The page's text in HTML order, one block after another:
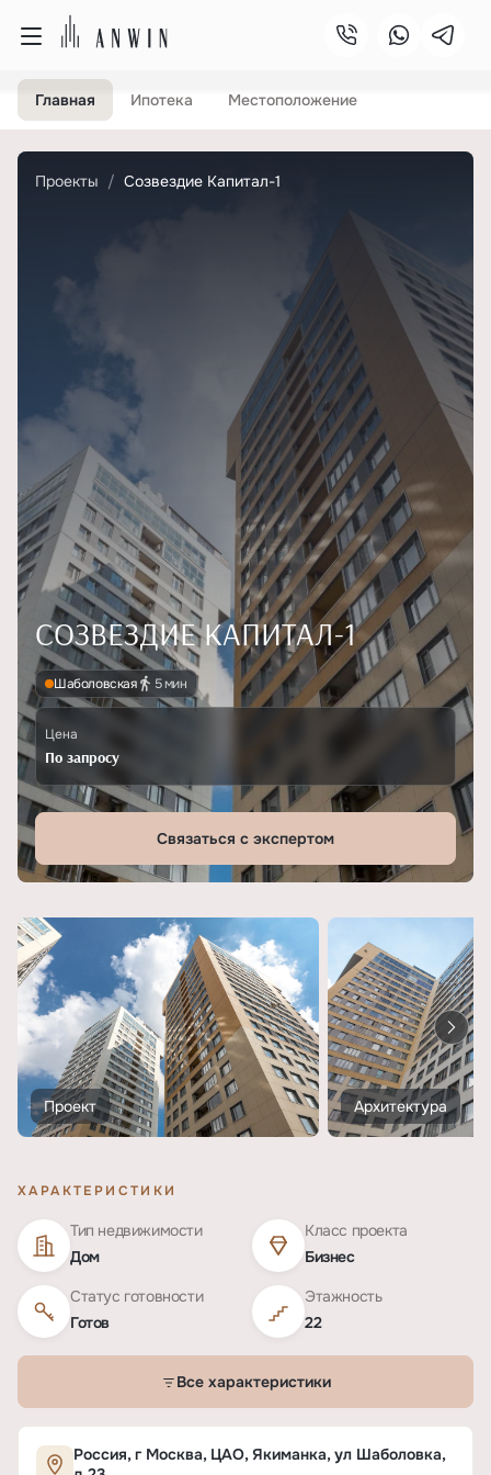
Главная Ипотека Местоположение
Проекты Созвездие Капитал-1
СОЗВЕЗДИЕ КАПИТАЛ-1
Шаболовская 5 мин
Цена
По запросу
Связаться с экспертом
Проект Архитектура
ХАРАКТЕРИСТИКИ
Тип недвижимости
Дом
Класс проекта
Бизнес
Статус готовности
Готов
Этажность
22
Все характеристики
Характеристики ЖК «Созвездие Капитал-1»
Россия, г Москва, ЦАО, Якиманка, ул Шаболовка,